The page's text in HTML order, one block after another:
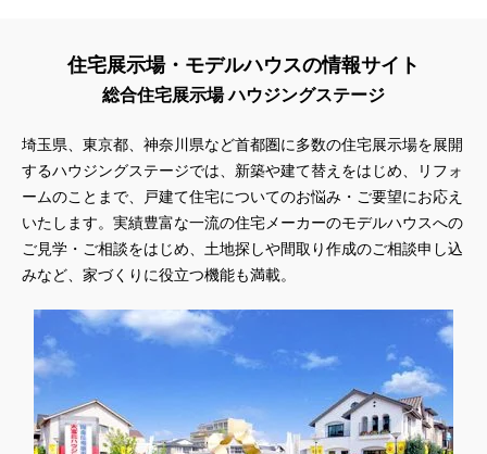
住宅展示場・モデルハウスの情報サイト
総合住宅展示場 ハウジングステージ
埼玉県、東京都、神奈川県など首都圏に多数の住宅展示場を展開
するハウジングステージでは、新築や建て替えをはじめ、リフォ
ームのことまで、戸建て住宅についてのお悩み・ご要望にお応え
いたします。実績豊富な一流の住宅メーカーのモデルハウスへの
ご見学・ご相談をはじめ、土地探しや間取り作成のご相談申し込
みなど、家づくりに役立つ機能も満載。